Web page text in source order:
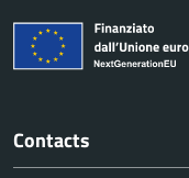
Contacts